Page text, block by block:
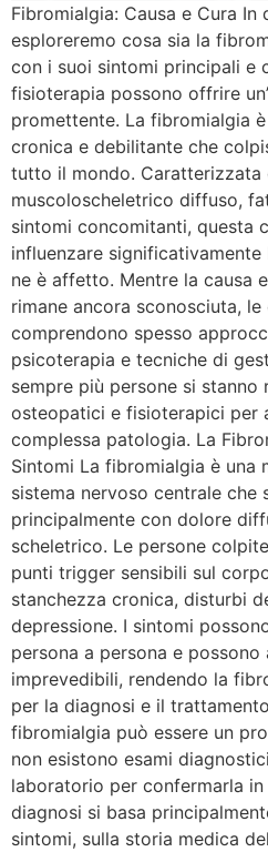
Fibromialgia: Causa e Cura
esploreremo cosa sia la
con i suoi sintomi principali e
fisioterapia possono offrire
promettente. La fibromialgia
cronica e debilitante che
tutto il mondo. Caratterizzata
muscoloscheletrico diffuso,
sintomi concomitanti, questa
influenzare
ne è affetto. Mentre la causa
rimane ancora sconosciuta,
comprendono spesso
psicoterapia e tecniche di
sempre più persone si
osteopatici e fisioterapici per
complessa patologia. La
Sintomi La fibromialgia è una
sistema nervoso centrale che
principalmente con dolore
scheletrico. Le persone
punti trigger sensibili sul
stanchezza cronica, disturbi
depressione. I sintomi
persona a persona e
imprevedibili, rendendo la
per la diagnosi e il
fibromialgia può essere un
non esistono esami
laboratorio per confermarla
diagnosi si basa
sintomi, sulla storia medica